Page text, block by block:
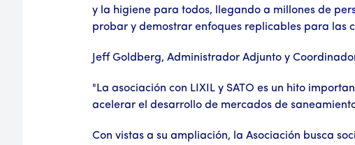
y la higiene para todos, llegando a millones de
probar y demostrar enfoques replicables para las
Jeff Goldberg, Administrador Adjunto y
"La asociación con LIXIL y SATO es un hito
acelerar el desarrollo de mercados de
Con vistas a su ampliación, la Asociación busca